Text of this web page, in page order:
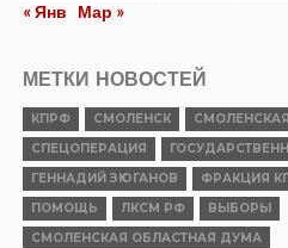
« Янв
Мар »
МЕТКИ НОВОСТЕЙ
КПРФ СМОЛЕНСК
СПЕЦОПЕРАЦИЯ
ГЕННАДИЙ ЗЮГАНОВ
ФРАКЦИЯ
ПОМОЩЬ
ЛКСМ РФ
ВЫБОРЫ
СМОЛЕНСКАЯ ОБЛАСТНАЯ ДУМА